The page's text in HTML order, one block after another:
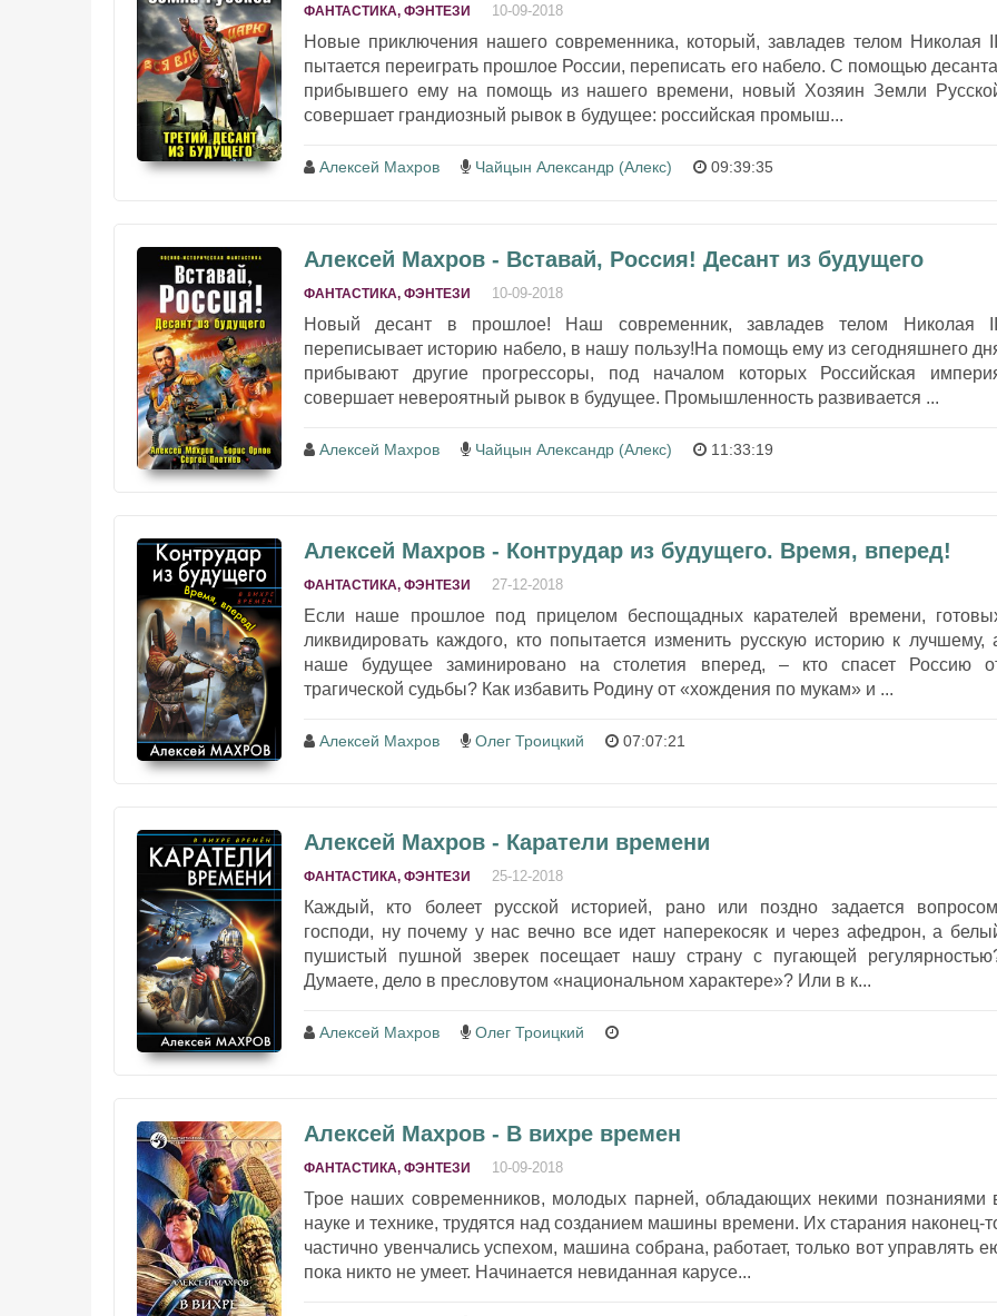
ФАНТАСТИКА, ФЭНТЕЗИ 10-09-2018
Новые приключения нашего современника, который, завладев телом Николая
пытается переиграть прошлое России, переписать его набело. С помощью
прибывшего ему на помощь из нашего времени, новый Хозяин Земли
совершает грандиозный рывок в будущее: российская промыш...
Алексей Махров Чайцын Александр (Алекс) 09:39:35
Алексей Махров - Вставай, Россия! Десант из будущего
ФАНТАСТИКА, ФЭНТЕЗИ 10-09-2018
Новый десант в прошлое! Наш современник, завладев телом Николая
переписывает историю набело, в нашу пользу!На помощь ему из сегодняшнего
прибывают другие прогрессоры, под началом которых Российская
совершает невероятный рывок в будущее. Промышленность развивается ...
Алексей Махров Чайцын Александр (Алекс) 11:33:19
Алексей Махров - Контрудар из будущего. Время, вперед!
ФАНТАСТИКА, ФЭНТЕЗИ 27-12-2018
Если наше прошлое под прицелом беспощадных карателей времени,
ликвидировать каждого, кто попытается изменить русскую историю к лучшему,
наше будущее заминировано на столетия вперед, – кто спасет Россию
трагической судьбы? Как избавить Родину от «хождения по мукам» и ...
Алексей Махров Олег Троицкий 07:07:21
Алексей Махров - Каратели времени
ФАНТАСТИКА, ФЭНТЕЗИ 25-12-2018
Каждый, кто болеет русской историей, рано или поздно задается
господи, ну почему у нас вечно все идет наперекосяк и через афедрон, а
пушистый пушной зверек посещает нашу страну с пугающей
Думаете, дело в пресловутом «национальном характере»? Или в к...
Алексей Махров Олег Троицкий
Алексей Махров - В вихре времен
ФАНТАСТИКА, ФЭНТЕЗИ 10-09-2018
Трое наших современников, молодых парней, обладающих некими познаниями
науке и технике, трудятся над созданием машины времени. Их старания наконец-
частично увенчались успехом, машина собрана, работает, только вот управлять
пока никто не умеет. Начинается невиданная карусе...